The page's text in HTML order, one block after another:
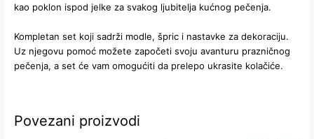
kao poklon ispod jelke za svakog ljubitelja kućnog pečenja.
Kompletan set koji sadrži modle, špric i nastavke za dekoraciju.
Uz njegovu pomoć možete započeti svoju avanturu prazničnog
pečenja, a set će vam omogućiti da prelepo ukrasite kolačiće.
Povezani proizvodi